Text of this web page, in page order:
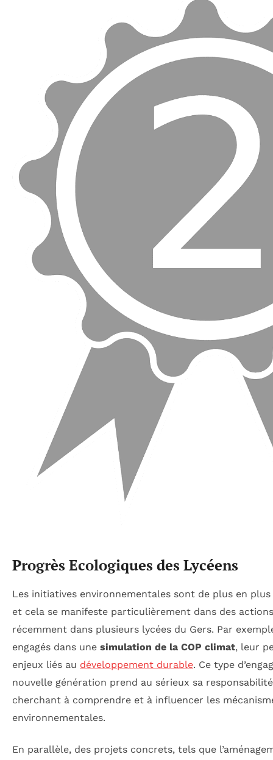
Progrès Ecologiques des Lycéens
Les initiatives environnementales sont de plus en
et cela se manifeste particulièrement dans des
récemment dans plusieurs lycées du Gers. Par
engagés dans une simulation de la COP climat, leur
enjeux liés au développement durable. Ce type
nouvelle génération prend au sérieux sa
cherchant à comprendre et à influencer les
environnementales.
En parallèle, des projets concrets, tels que